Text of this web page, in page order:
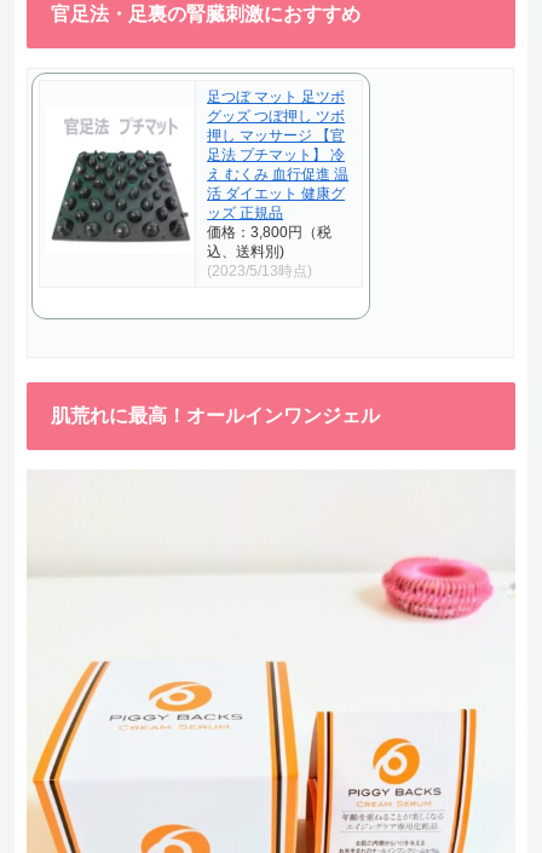
官足法・足裏の腎臓刺激におすすめ
足つぼ マット 足ツボ
グッズ つぼ押し ツボ
押し マッサージ 【官
足法 プチマット】 冷
え むくみ 血行促進 温
活 ダイエット 健康グ
ッズ 正規品
価格：3,800円（税
込、送料別)
(2023/5/13時点)
肌荒れに最高！オールインワンジェル